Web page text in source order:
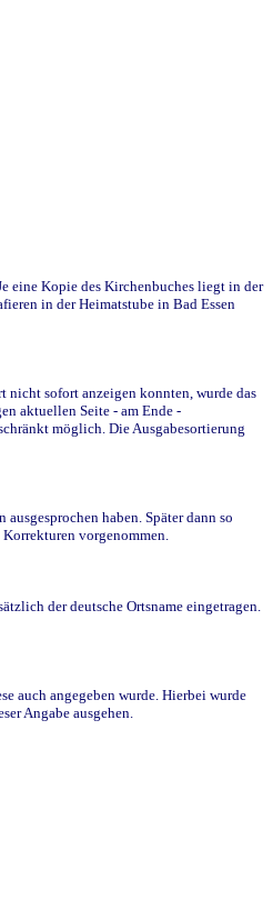
eine Kopie des Kirchenbuches liegt in der
in der Heimatstube in Bad Essen
nicht sofort anzeigen konnten, wurde das
aktuellen Seite - am Ende -
möglich. Die Ausgabesortierung
haben. Später dann so
vorgenommen.
der deutsche Ortsname eingetragen.
auch angegeben wurde. Hierbei wurde
Angabe ausgehen.